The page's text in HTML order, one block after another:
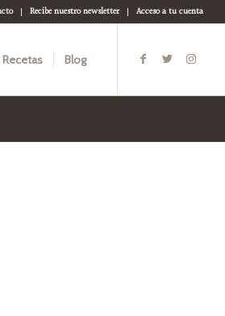
Recibe nuestro newsletter Acceso a tu cuenta
Recetas Blog